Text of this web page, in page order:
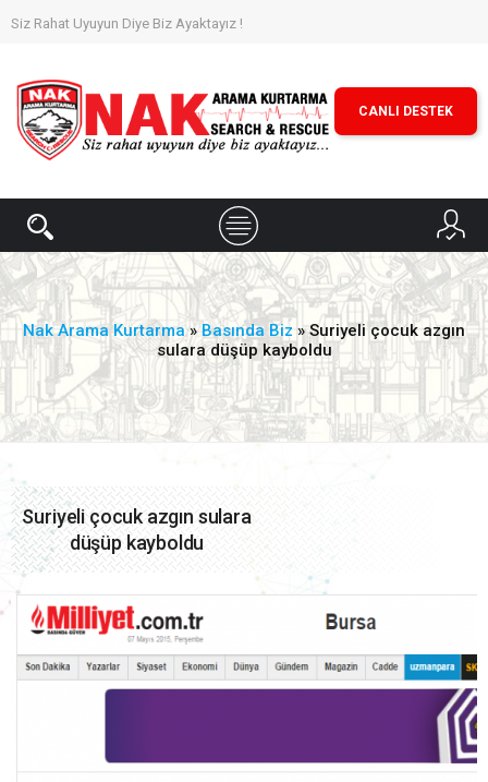
Siz Rahat Uyuyun Diye Biz Ayaktayız !
CANLI DESTEK
Nak Arama Kurtarma»Basında Biz » Suriyeli çocuk azgın
sulara düşüp kayboldu
Suriyeli çocuk azgın sulara
düşüp kayboldu